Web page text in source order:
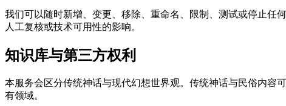
我们可以随时新增、变更、移除、重命名、限制、测试或停止任
人工复核或技术可用性的影响。
知识库与第三方权利
本服务会区分传统神话与现代幻想世界观。传统神话与民俗内容
有领域。